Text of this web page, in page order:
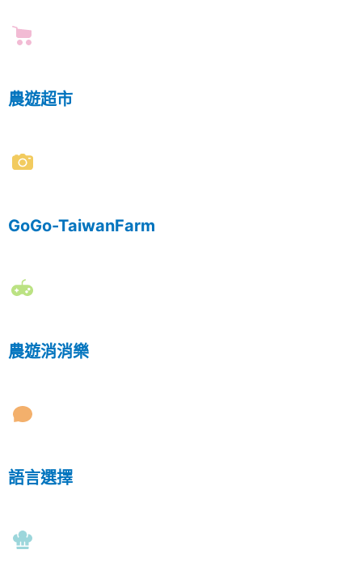
農遊超市
GoGo-TaiwanFarm
農遊消消樂
語言選擇